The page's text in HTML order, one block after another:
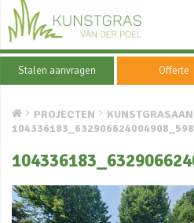
Stalen aanvragen Offerte
PROJECTEN